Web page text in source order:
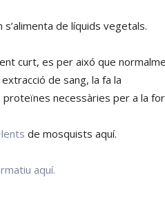
de líquids vegetals.
curt, es per aixó que
de sang, la fa la
proteïnes necessàries per a la
de mosquists aquí.
aquí.